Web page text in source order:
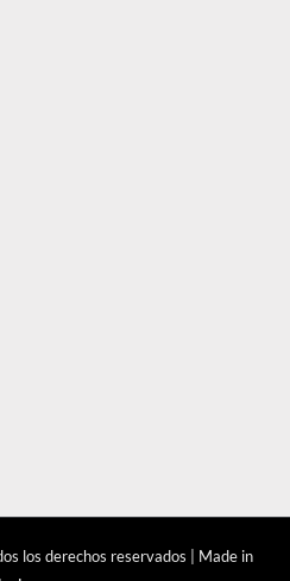
los derechos reservados | Made in